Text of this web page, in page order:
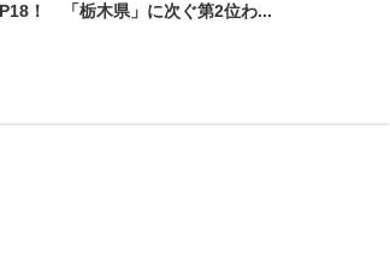
！ 「栃木県」に次ぐ第2位わ...